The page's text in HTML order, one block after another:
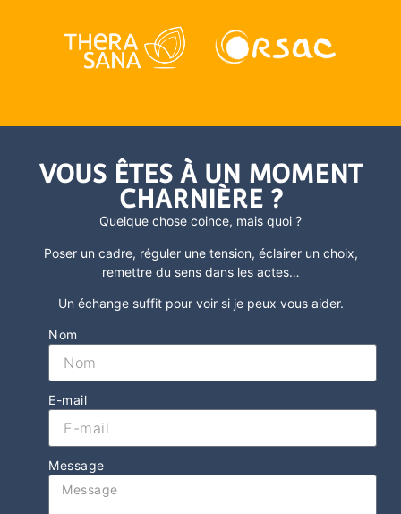
VOUS ÊTES À UN MOMENT
CHARNIÈRE ?
Quelque chose coince, mais quoi ?
Poser un cadre, réguler une tension, éclairer un choix,
remettre du sens dans les actes…
Un échange suffit pour voir si je peux vous aider.
Nom
E-mail
Message